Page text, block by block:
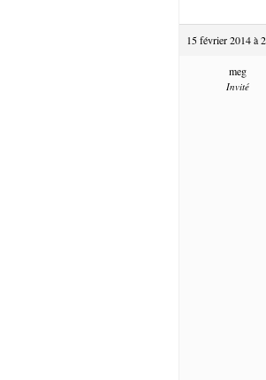
15 février 2014 à
meg
Invité